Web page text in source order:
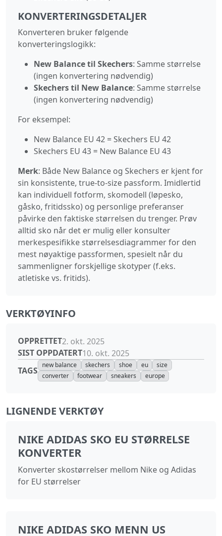
KONVERTERINGSDETALJER
Konverteren bruker følgende
konverteringslogikk:
New Balance til Skechers: Samme størrelse
(ingen konvertering nødvendig)
Skechers til New Balance: Samme størrelse
(ingen konvertering nødvendig)
For eksempel:
New Balance EU 42 = Skechers EU 42
Skechers EU 43 = New Balance EU 43
Merk: Både New Balance og Skechers er kjent for
sin konsistente, true-to-size passform. Imidlertid
kan individuell fotform, skomodell (løpesko,
gåsko, fritidssko) og personlige preferanser
påvirke den faktiske størrelsen du trenger. Prøv
alltid sko når det er mulig eller konsulter
merkespesifikke størrelsesdiagrammer for den
mest nøyaktige passformen, spesielt når du
sammenligner forskjellige skotyper (f.eks.
atletiske vs. fritids).
VERKTØYINFO
OPPRETTET2. okt. 2025
SIST OPPDATERT10. okt. 2025
TAGS
new balance skechers shoe eu
size
converter
footwear sneakers europe
LIGNENDE VERKTØY
NIKE ADIDAS SKO EU STØRRELSE
KONVERTER
Konverter skostørrelser mellom Nike og Adidas
for EU størrelser
NIKE ADIDAS SKO MENN US